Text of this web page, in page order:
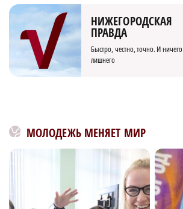
НИЖЕГОРОДСКАЯ
ПРАВДА
Быстро, честно, точно. И ничего
лишнего
МОЛОДЕЖЬ МЕНЯЕТ МИР